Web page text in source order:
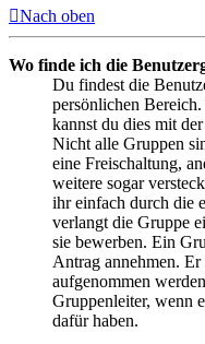
Nach oben
Wo finde ich die
Du findest die
persönlichen
kannst du dies mit
Nicht alle Gruppen
eine Freischaltung,
weitere sogar
ihr einfach durch die
verlangt die Gruppe
sie bewerben. Ein
Antrag annehmen.
aufgenommen
Gruppenleiter, wenn
dafür haben.